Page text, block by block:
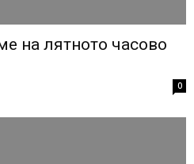
на лятното часово
0